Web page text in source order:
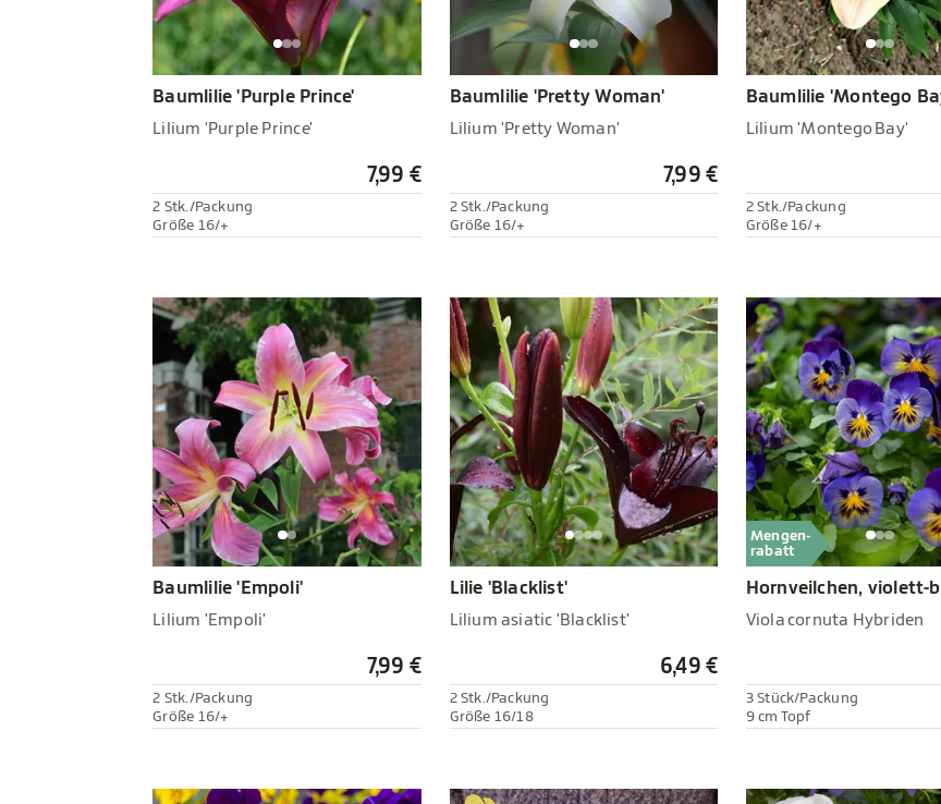
Baumlilie 'Purple Prince'
Lilium 'Purple Prince'
7,99 €
2 Stk./Packung
Größe 16/+
Baumlilie 'Pretty Woman'
Lilium 'Pretty Woman'
7,99 €
2 Stk./Packung
Größe 16/+
Baumlilie 'Montego
Lilium 'Montego Bay'
2 Stk./Packung
Größe 16/+
Baumlilie 'Empoli'
Lilium 'Empoli'
7,99 €
2 Stk./Packung
Größe 16/+
Lilie 'Blacklist'
Lilium asiatic 'Blacklist'
6,49 €
2 Stk./Packung
Größe 16/18
Mengen-
rabatt
Hornveilchen, violett-
Viola cornuta Hybriden
3 Stück/Packung
9 cm Topf